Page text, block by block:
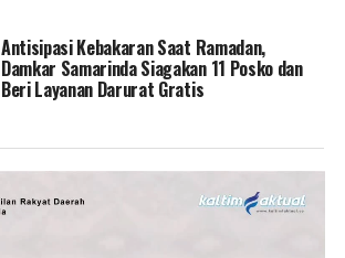
Antisipasi Kebakaran Saat Ramadan,
Damkar Samarinda Siagakan 11 Posko dan
Beri Layanan Darurat Gratis